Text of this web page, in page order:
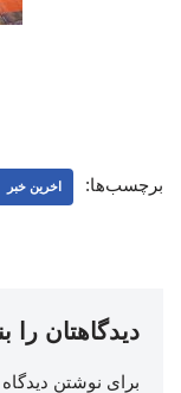
برچسب‌ها: اخرین خبر
دیدگاهتان را
برای نوشتن دیدگاه